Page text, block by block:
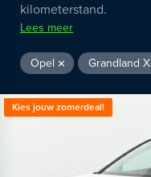
kilometerstand.
Lees meer
Opel Grandland X
Kies jouw zomerdeal!